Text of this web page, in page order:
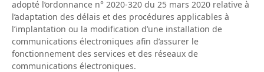
adopté l’ordonnance n° 2020-320 du 25 mars 2020 relative à
l’adaptation des délais et des procédures applicables à
l’implantation ou la modification d’une installation de
communications électroniques afin d’assurer le
fonctionnement des services et des réseaux de
communications électroniques.